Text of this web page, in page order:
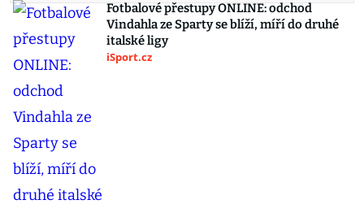
Fotbalové přestupy ONLINE: odchod
Vindahla ze Sparty se blíží, míří do druhé
italské ligy
iSport.cz